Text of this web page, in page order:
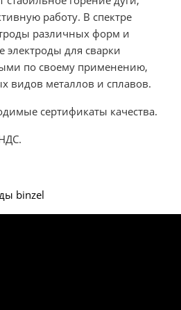
работу. В спектре
различных форм и
электроды для сварки
по своему применению,
видов металлов и сплавов.
сертификаты качества.
binzel